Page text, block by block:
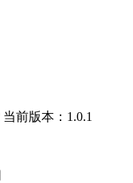
当前版本：1.0.1